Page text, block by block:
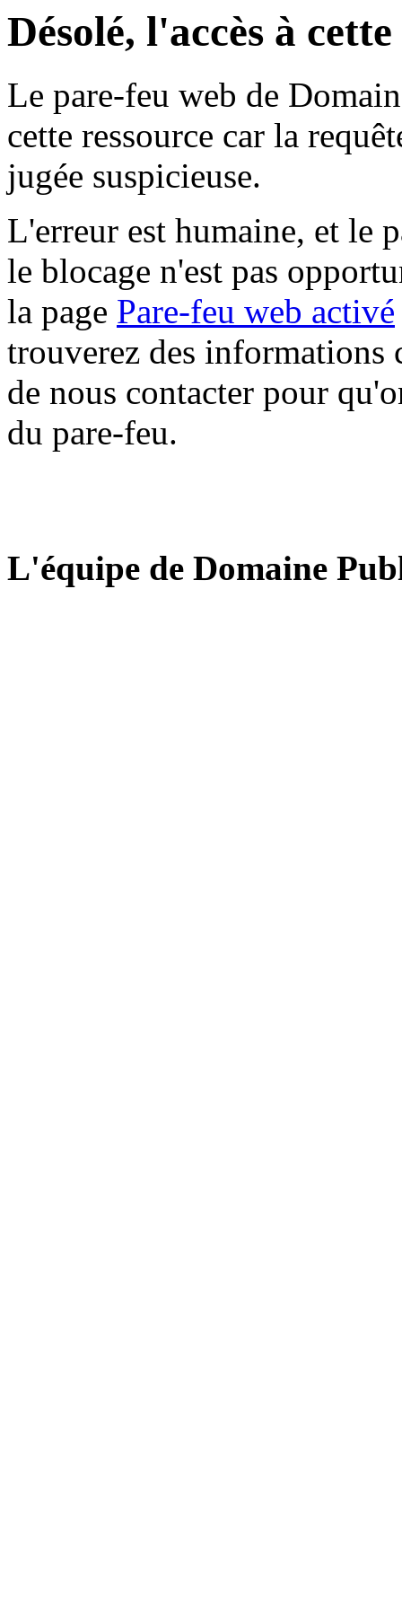
Désolé, l'accès à
Le pare-feu web de
cette ressource car la
jugée suspicieuse.
L'erreur est humaine, et le
le blocage n'est pas
la page Pare-feu web activé
trouverez des informations
de nous contacter pour
du pare-feu.
L'équipe de Domaine